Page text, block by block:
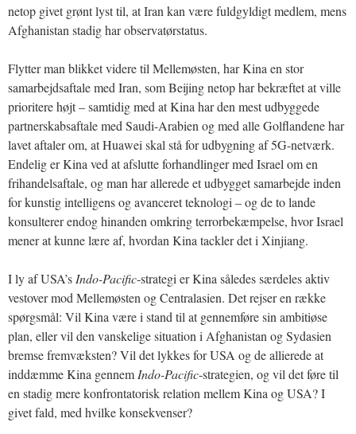
netop givet grønt lyst til, at Iran kan være fuldgyldigt medlem, mens
Afghanistan stadig har observatørstatus.
Flytter man blikket videre til Mellemøsten, har Kina en stor
samarbejdsaftale med Iran, som Beijing netop har bekræftet at ville
prioritere højt – samtidig med at Kina har den mest udbyggede
partnerskabsaftale med Saudi-Arabien og med alle Golflandene har
lavet aftaler om, at Huawei skal stå for udbygning af 5G-netværk.
Endelig er Kina ved at afslutte forhandlinger med Israel om en
frihandelsaftale, og man har allerede et udbygget samarbejde inden
for kunstig intelligens og avanceret teknologi – og de to lande
konsulterer endog hinanden omkring terrorbekæmpelse, hvor Israel
mener at kunne lære af, hvordan Kina tackler det i Xinjiang.
I ly af USA’s Indo-Pacific-strategi er Kina således særdeles aktiv
vestover mod Mellemøsten og Centralasien. Det rejser en række
spørgsmål: Vil Kina være i stand til at gennemføre sin ambitiøse
plan, eller vil den vanskelige situation i Afghanistan og Sydasien
bremse fremvæksten? Vil det lykkes for USA og de allierede at
inddæmme Kina gennem Indo-Pacific-strategien, og vil det føre til
en stadig mere konfrontatorisk relation mellem Kina og USA? I
givet fald, med hvilke konsekvenser?